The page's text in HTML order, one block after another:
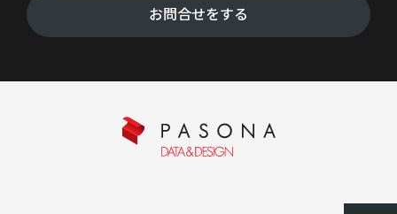
お問合せをする